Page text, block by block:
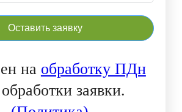
Оставить заявку
на обработку ПДн
заявки.